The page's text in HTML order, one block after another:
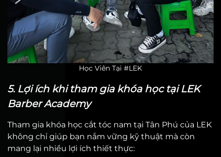
Học Viên Tại #LEK
5. Lợi ích khi tham gia khóa học tại LEK
Barber Academy
Tham gia khóa học cắt tóc nam tại Tân Phú của LEK
không chỉ giúp bạn nắm vững kỹ thuật mà còn
mang lại nhiều lợi ích thiết thực: